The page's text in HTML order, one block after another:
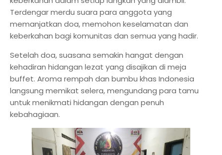
Terdengar merdu suara para anggota yang
memanjatkan doa, memohon keselamatan dan
keberkahan bagi komunitas dan semua yang hadir.
Setelah doa, suasana semakin hangat dengan
kehadiran hidangan lezat yang disajikan di meja
buffet. Aroma rempah dan bumbu khas Indonesia
langsung memikat selera, mengundang para tamu
untuk menikmati hidangan dengan penuh
kebahagiaan.